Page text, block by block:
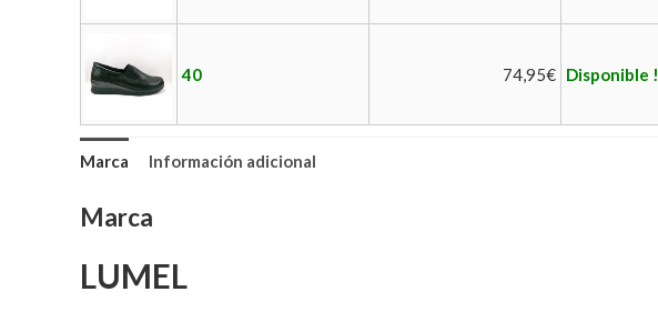
40 74,95€ Disponible !
Marca Información adicional
Marca
LUMEL